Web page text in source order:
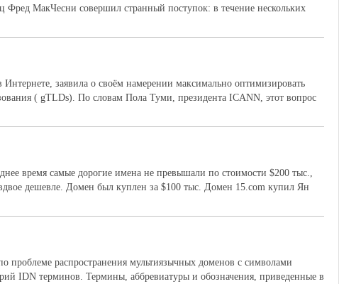
МакЧесни совершил странный поступок: в течение нескольких
заявила о своём намерении максимально оптимизировать
( gTLDs). По словам Пола Туми, президента ICANN, этот вопрос
время самые дорогие имена не превышали по стоимости $200 тыс.,
дешевле. Домен был куплен за $100 тыс. Домен 15.com купил Ян
распространения мультиязычных доменов с символами
IDN терминов. Термины, аббревиатуры и обозначения, приведенные в